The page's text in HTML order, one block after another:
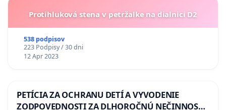
Protihluková stena v petržalke na dialnici D2
538 podpisov
223 Podpisy / 30 dni
12 Apr 2023
PETÍCIA ZA OCHRANU DETÍ A VYVODENIE
ZODPOVEDNOSTI ZA DLHOROČNÚ NEČINNOSŤ